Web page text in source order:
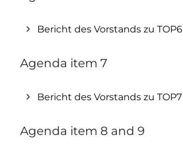
Bericht des Vorstands zu TOP6
Agenda item 7
Bericht des Vorstands zu TOP7
Agenda item 8 and 9